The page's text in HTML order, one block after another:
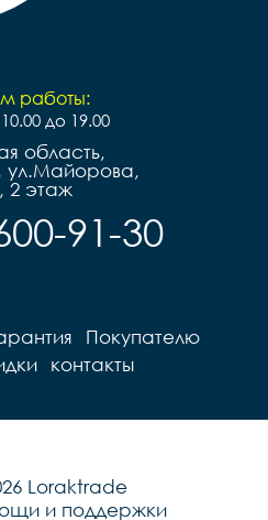
работы:
до 19.00
область,
2 этаж
91-30
Покупателю
контакты
Loraktrade
и поддержки